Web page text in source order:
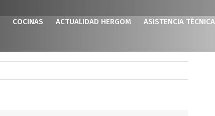
COCINAS ACTUALIDAD HERGOM ASISTENCIA TÉCNICA